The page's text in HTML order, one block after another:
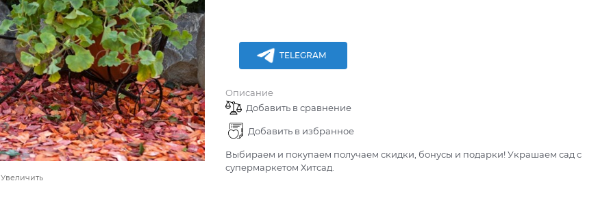
Увеличить
TELEGRAM
Описание
Добавить в сравнение
Добавить в избранное
Выбираем и покупаем получаем скидки, бонусы и подарки! Украшаем сад с
супермаркетом Хитсад.